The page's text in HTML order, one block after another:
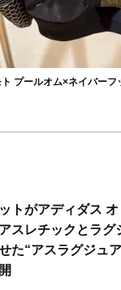
プールオム×ネイバー
トがアディダス
スレチックとラグ
た“アスラグジュ